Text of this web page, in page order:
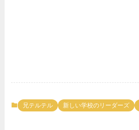
兄テルテル 新しい学校のリーダーズ